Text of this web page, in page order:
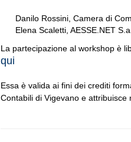
Danilo Rossini, Camera di
Elena Scaletti, AESSE.NET
La partecipazione al workshop è
qui
Essa è valida ai fini dei crediti
Contabili di Vigevano e attribuisce